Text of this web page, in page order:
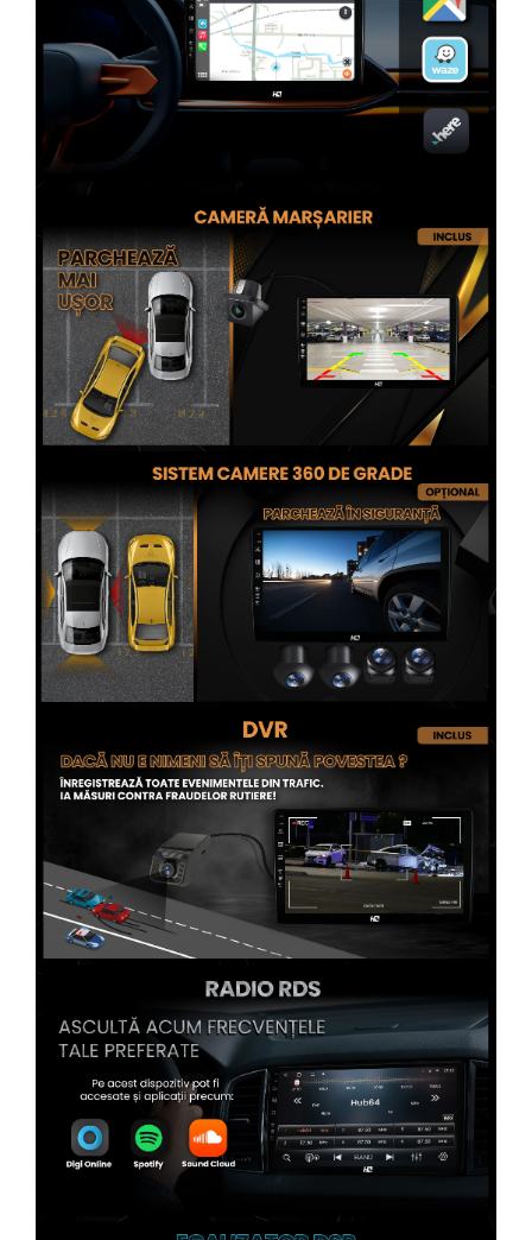
Rame adaptoare Smart
Rame adaptoare Land Rover
Rame adaptoare Ssangyong
Conectica Auto
Conectică Audi
Conectică Ford
Conectică Volkswagen
Conectică Skoda
Conectică Honda
Conectică BMW
Conectică BMW
Conectică Chevrolet
Conectică Renault
Conectică Kia
Conectică Mitsubishi
Conectică Seat
Conectică Porsche
Conectică Toyota